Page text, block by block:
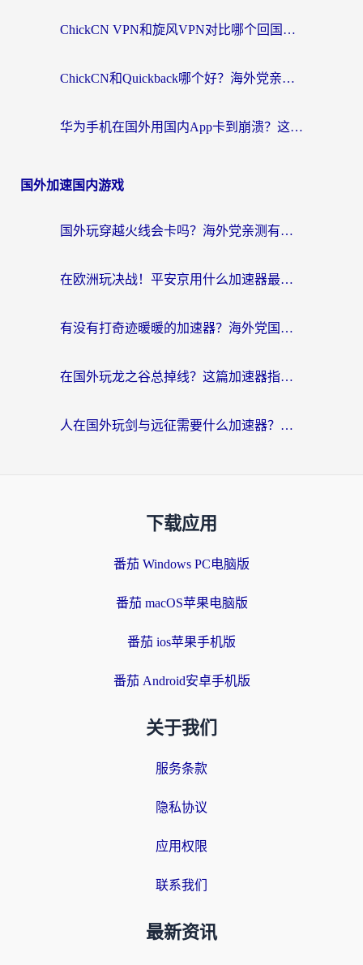
ChickCN VPN和旋风VPN对比哪个回国效果更好？海外党亲测实用指南
ChickCN和Quickback哪个好？海外党亲测回国加速器，轻松解锁国内资源（附避坑指南）
华为手机在国外用国内App卡到崩溃？这篇加速器指南帮你无缝刷剧打游戏
国外加速国内游戏
国外玩穿越火线会卡吗？海外党亲测有效的国服游戏加速指南
在欧洲玩决战！平安京用什么加速器最好用？2026实测有效的国服游戏加速指南
有没有打奇迹暖暖的加速器？海外党国服游戏畅玩不卡顿的秘密
在国外玩龙之谷总掉线？这篇加速器指南帮你告别延迟卡顿！
人在国外玩剑与远征需要什么加速器？老玩家亲测的避坑指南来了
下载应用
番茄 Windows PC电脑版
番茄 macOS苹果电脑版
番茄 ios苹果手机版
番茄 Android安卓手机版
关于我们
服务条款
隐私协议
应用权限
联系我们
最新资讯